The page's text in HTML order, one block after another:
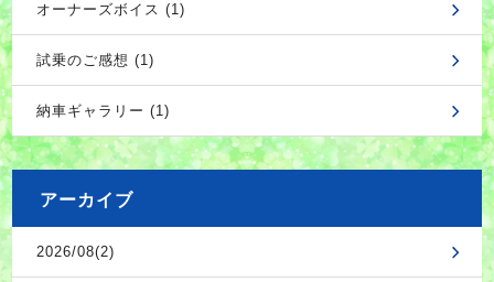
オーナーズボイス (1)
試乗のご感想 (1)
納車ギャラリー (1)
アーカイブ
2026/08(2)